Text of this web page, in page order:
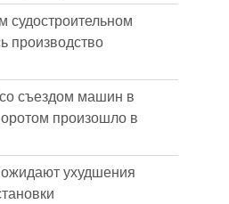
судостроительном
производство
съездом машин в
произошло в
ухудшения